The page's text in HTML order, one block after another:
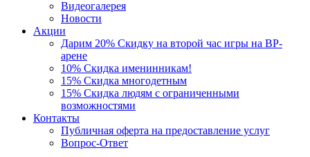
Видеогалерея
Новости
Акции
Дарим 20% Скидку на второй час игры на ВР-
арене
10% Скидка именинникам!
15% Скидка многодетным
15% Скидка людям с ограниченными
возможностями
Контакты
Публичная оферта на предоставление услуг
Вопрос-Ответ